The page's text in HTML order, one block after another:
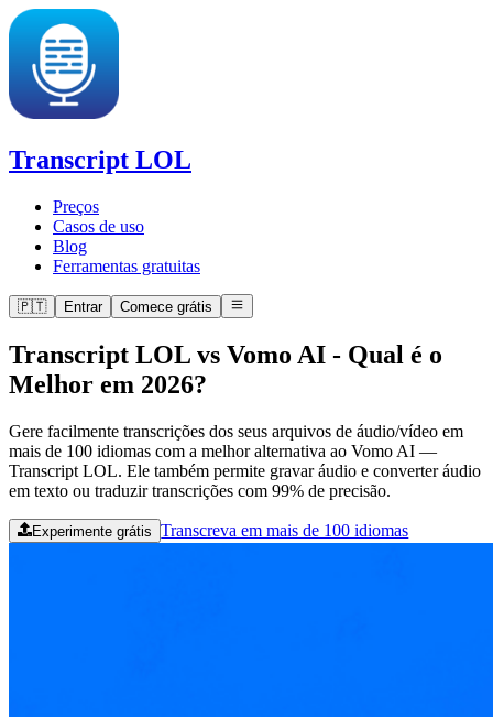
Transcript LOL
Preços
Casos de uso
Blog
Ferramentas gratuitas
🇵🇹 Entrar Comece grátis
Transcript LOL vs Vomo AI - Qual é o
Melhor em 2026?
Gere facilmente transcrições dos seus arquivos de áudio/vídeo em
mais de 100 idiomas com a melhor alternativa ao Vomo AI —
Transcript LOL. Ele também permite gravar áudio e converter áudio
em texto ou traduzir transcrições com 99% de precisão.
Experimente grátis Transcreva em mais de 100 idiomas